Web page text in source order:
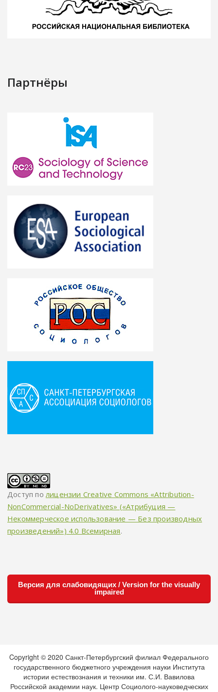
Партнёры
Доступ полицензии Creative Commons «Attribution-
NonCommercial-NoDerivatives» («Атрибуция —
Некоммерческое использование — Без производных
произведений») 4.0 Всемирная.
Версия для слабовидящих / Version for the visually
impaired
Copyright © 2020 Санкт-Петербургский филиал Федерального
государственного бюджетного учреждения науки Института
истории естествознания и техники им. С.И. Вавилова
Российской академии наук. Центр Социолого-науковедческих